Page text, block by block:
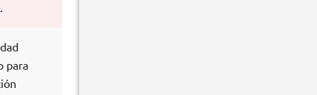
para